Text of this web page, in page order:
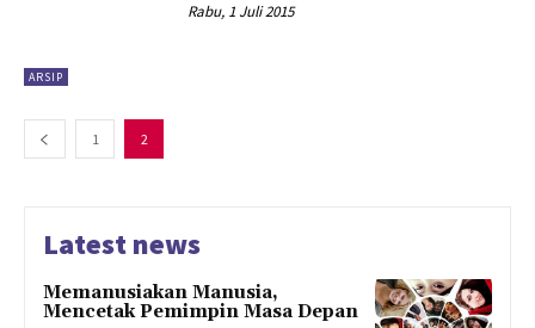
ARSIP
Rabu, 1 Juli 2015
1 2
Latest news
Memanusiakan Manusia,
Mencetak Pemimpin Masa Depan